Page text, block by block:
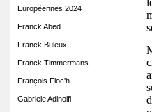
Européennes 2024
Franck Abed
Franck Buleux
Franck Timmermans
François Floc'h
Gabriele Adinolfi